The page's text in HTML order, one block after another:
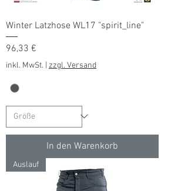
Winter Latzhose WL17 "spirit_line"
Preis
96,33 €
inkl. MwSt. zzgl. Versand
In den Warenkorb
Auslauf